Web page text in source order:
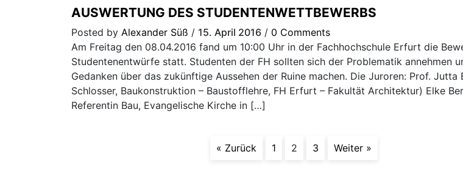
AUSWERTUNG DES STUDENTENWETTBEWERBS
Posted by Alexander Süß / 15. April 2016 / 0 Comments
Am Freitag den 08.04.2016 fand um 10:00 Uhr in der Fachhochschule Erfurt die
Studentenentwürfe statt. Studenten der FH sollten sich der Problematik annehmen
Gedanken über das zukünftige Aussehen der Ruine machen. Die Juroren: Prof. Jutta
Schlosser, Baukonstruktion – Baustofflehre, FH Erfurt – Fakultät Architektur) Elke
Referentin Bau, Evangelische Kirche in […]
« Zurück 1 2 3 Weiter »